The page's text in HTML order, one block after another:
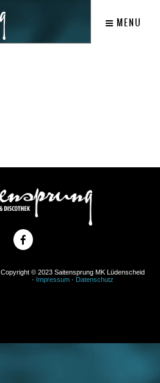
MENU
Copyright © 2023 Saitensprung MK Lüdenscheid
· Impressum · Datenschutz